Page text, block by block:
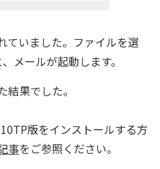
ていました。ファイルを選
メールが起動します。
果でした。
版をインストールする方
事をご参照ください。